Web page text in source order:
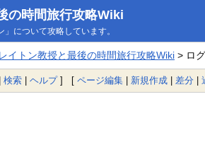
の時間旅行攻略Wiki
について攻略しています。
レイトン教授と最後の時間旅行攻略Wiki> ロ
| 検索 | ヘルプ] [ ページ編集 | 新規作成 | 差分 |